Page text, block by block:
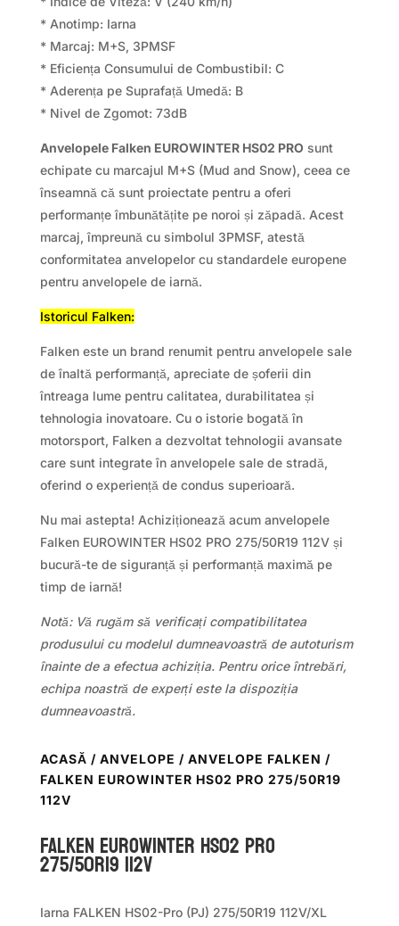
* Anotimp: Iarna
* Marcaj: M+S, 3PMSF
* Eficiența Consumului de Combustibil: C
* Aderența pe Suprafață Umedă: B
* Nivel de Zgomot: 73dB
Anvelopele Falken EUROWINTER HS02 PRO sunt
echipate cu marcajul M+S (Mud and Snow), ceea ce
înseamnă că sunt proiectate pentru a oferi
performanțe îmbunătățite pe noroi și zăpadă. Acest
marcaj, împreună cu simbolul 3PMSF, atestă
conformitatea anvelopelor cu standardele europene
pentru anvelopele de iarnă.
Istoricul Falken:
Falken este un brand renumit pentru anvelopele sale
de înaltă performanță, apreciate de șoferii din
întreaga lume pentru calitatea, durabilitatea și
tehnologia inovatoare. Cu o istorie bogată în
motorsport, Falken a dezvoltat tehnologii avansate
care sunt integrate în anvelopele sale de stradă,
oferind o experiență de condus superioară.
Nu mai astepta! Achiziționează acum anvelopele
Falken EUROWINTER HS02 PRO 275/50R19 112V și
bucură-te de siguranță și performanță maximă pe
timp de iarnă!
Notă: Vă rugăm să verificați compatibilitatea
produsului cu modelul dumneavoastră de autoturism
înainte de a efectua achiziția. Pentru orice întrebări,
echipa noastră de experți este la dispoziția
dumneavoastră.
ACASĂ / ANVELOPE / ANVELOPE FALKEN /
FALKEN EUROWINTER HS02 PRO 275/50R19
112V
Falken EUROWINTER HS02 PRO
275/50R19 112V
Iarna FALKEN HS02-Pro (PJ) 275/50R19 112V/XL